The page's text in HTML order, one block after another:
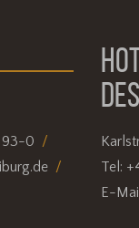
93-0
Tel:
E-